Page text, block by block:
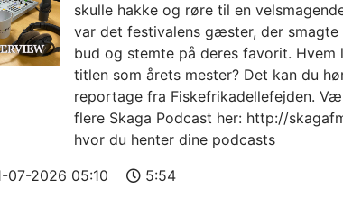
skulle hakke og røre til en
var det festivalens gæster, der smagte
bud og stemte på deres favorit. Hvem
titlen som årets mester? Det kan du
reportage fra Fiskefrikadellefejden.
flere Skaga Podcast her: http://
hvor du henter dine podcasts
07-2026 05:10 5:54